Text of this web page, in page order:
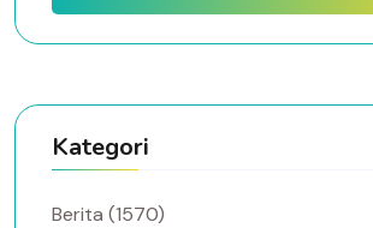
Kategori
Berita (1570)